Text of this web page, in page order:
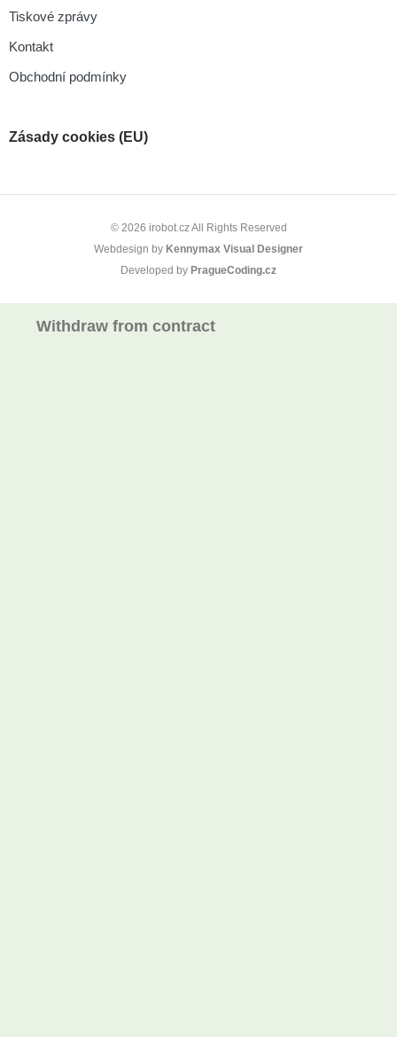
Tiskové zprávy
Kontakt
Obchodní podmínky
Zásady cookies (EU)
© 2026 irobot.cz All Rights Reserved
Webdesign by Kennymax Visual Designer
Developed by PragueCoding.cz
Withdraw from contract